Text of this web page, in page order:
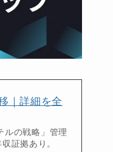
｜詳細を全
の戦略」管理
証拠あり。